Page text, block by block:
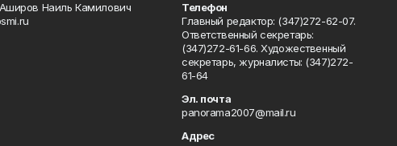
Наиль Камилович
Телефон
Главный редактор: (347)272-62-07.
Ответственный секретарь:
(347)272-61-66. Художественный
секретарь, журналисты: (347)272-
61-64
Эл. почта
panorama2007@mail.ru
Адрес